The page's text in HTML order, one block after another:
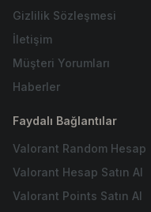
Gizlilik Sözleşmesi
İletişim
Müşteri Yorumları
Haberler
Faydalı Bağlantılar
Valorant Random Hesap
Valorant Hesap Satın Al
Valorant Points Satın Al